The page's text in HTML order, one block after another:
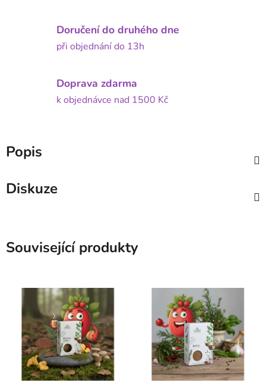
Doručení do druhého dne
při objednání do 13h
Doprava zdarma
k objednávce nad 1500 Kč
Popis
Diskuze
Související produkty